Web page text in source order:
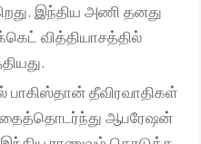
இந்திய அணி தனது
வித்தியாசத்தில்
பாகிஸ்தான் தீவிரவாதிகள்
ஆபரேஷன்